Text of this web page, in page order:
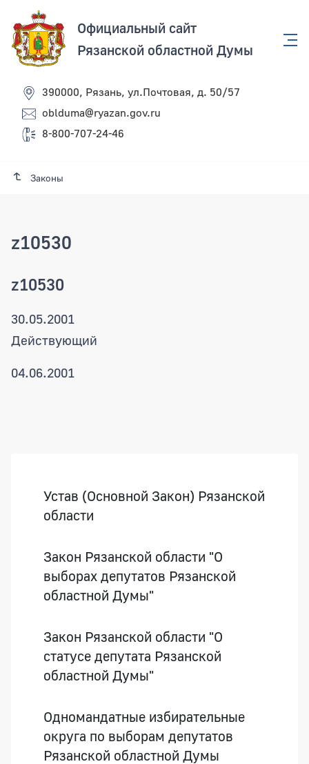
Официальный сайт
Рязанской областной Думы
390000, Рязань, ул.Почтовая, д. 50/57
oblduma@ryazan.gov.ru
8-800-707-24-46
Законы
z10530
z10530
30.05.2001
Действующий
04.06.2001
Устав (Основной Закон) Рязанской
области
Закон Рязанской области "О
выборах депутатов Рязанской
областной Думы"
Закон Рязанской области "О
статусе депутата Рязанской
областной Думы"
Одномандатные избирательные
округа по выборам депутатов
Рязанской областной Думы